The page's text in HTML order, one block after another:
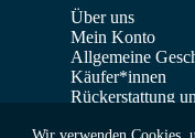
Über uns
Mein Konto
Allgemeine
Käufer*innen
Rückerstattung